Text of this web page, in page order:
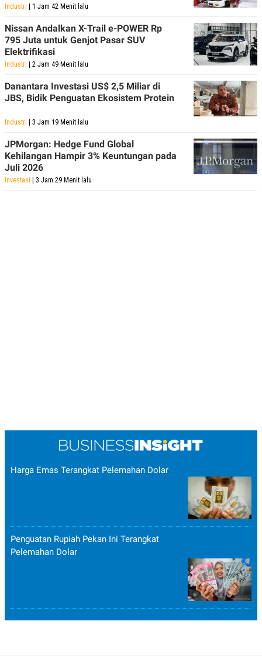
Industri | 1 Jam 42 Menit lalu
Nissan Andalkan X-Trail e-POWER Rp
795 Juta untuk Genjot Pasar SUV
Elektrifikasi
Industri | 2 Jam 49 Menit lalu
Danantara Investasi US$ 2,5 Miliar di
JBS, Bidik Penguatan Ekosistem Protein
Industri | 3 Jam 19 Menit lalu
JPMorgan: Hedge Fund Global
Kehilangan Hampir 3% Keuntungan pada
Juli 2026
Investasi | 3 Jam 29 Menit lalu
Harga Emas Terangkat Pelemahan Dolar
Penguatan Rupiah Pekan Ini Terangkat
Pelemahan Dolar